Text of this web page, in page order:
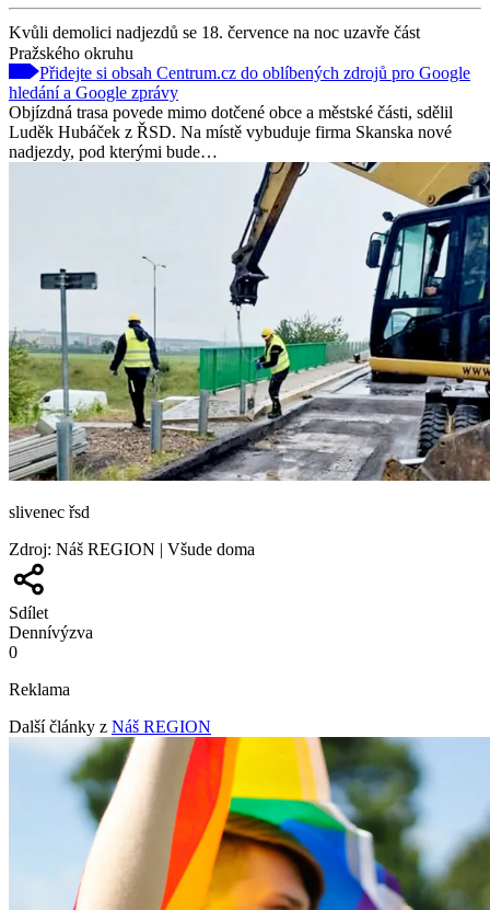
Kvůli demolici nadjezdů se 18. července na noc uzavře část
Pražského okruhu
Přidejte si obsah Centrum.cz do oblíbených zdrojů pro Google
hledání a Google zprávy
Objízdná trasa povede mimo dotčené obce a městské části, sdělil
Luděk Hubáček z ŘSD. Na místě vybuduje firma Skanska nové
nadjezdy, pod kterými bude…
slivenec řsd
Zdroj: Náš REGION | Všude doma
Sdílet
Dennívýzva
0
Reklama
Další články z Náš REGION